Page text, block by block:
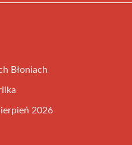
Błoniach
2026